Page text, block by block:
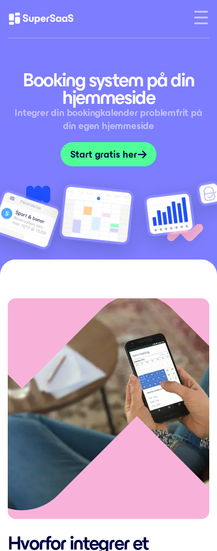
Booking system på din
hjemmeside
Integrer din bookingkalender problemfrit på
din egen hjemmeside
Start gratis her
Hvorfor integrer et